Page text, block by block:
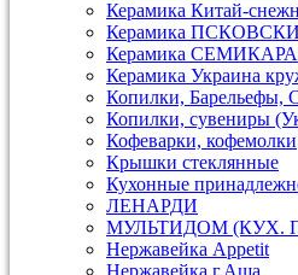
Керамика Китай-
Керамика
Керамика
Керамика Украина
Копилки, Барельефы,
Копилки, сувениры
Кофеварки, кофемолки
Крышки стеклянные
Кухонные
ЛЕНАРДИ
МУЛЬТИДОМ (КУХ.
Нержавейка Appetit
Нержавейка г.Аша